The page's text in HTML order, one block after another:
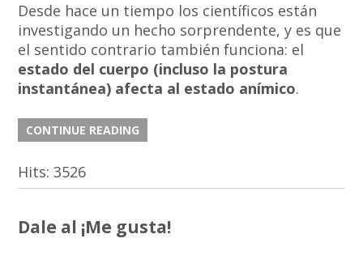
Desde hace un tiempo los científicos están
investigando un hecho sorprendente, y es que
el sentido contrario también funciona: el
estado del cuerpo (incluso la postura
instantánea) afecta al estado anímico.
CONTINUE READING
Hits: 3526
Dale al ¡Me gusta!